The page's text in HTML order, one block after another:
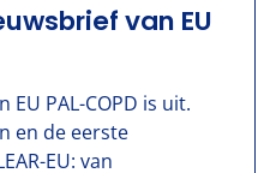
van EU
PAL-COPD is uit.
en de eerste
EU: van